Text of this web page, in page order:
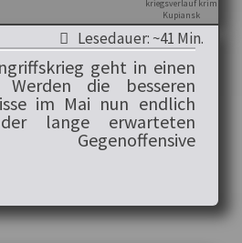
Lesedauer: ~41 Min.
geht in einen
Werden die besseren
im Mai nun endlich
lange erwarteten
Gegenoffensive